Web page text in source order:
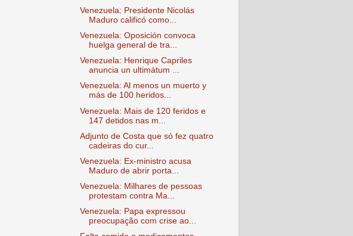
Venezuela: Presidente Nicolás
Maduro calificó como...
Venezuela: Oposición convoca
huelga general de tra...
Venezuela: Henrique Capriles
anuncia un ultimátum ...
Venezuela: Al menos un muerto y
más de 100 heridos...
Venezuela: Mais de 120 feridos e
147 detidos nas m...
Adjunto de Costa que só fez quatro
cadeiras do cur...
Venezuela: Ex-ministro acusa
Maduro de abrir porta...
Venezuela: Milhares de pessoas
protestam contra Ma...
Venezuela: Papa expressou
preocupação com crise ao...